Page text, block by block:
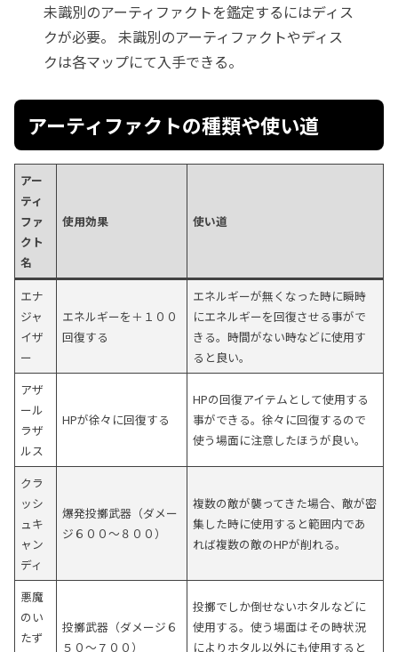
未識別のアーティファクトを鑑定するにはディス
クが必要。 未識別のアーティファクトやディス
クは各マップにて入手できる。
アーティファクトの種類や使い道
アー
ティ
ファ
クト
名
使用効果 使い道
エナ
ジャ
イザ
ー
エネルギーを＋１００
回復する
エネルギーが無くなった時に瞬時
にエネルギーを回復させる事がで
きる。時間がない時などに使用す
ると良い。
アザ
ール
ラザ
ルス
HPが徐々に回復する
HPの回復アイテムとして使用する
事ができる。徐々に回復するので
使う場面に注意したほうが良い。
クラ
ッシ
ュキ
ャン
ディ
爆発投擲武器（ダメー
ジ６００～８００）
複数の敵が襲ってきた場合、敵が密
集した時に使用すると範囲内であ
れば複数の敵のHPが削れる。
悪魔
のい
たず
投擲武器（ダメージ６
５０～７００）
投擲でしか倒せないホタルなどに
使用する。使う場面はその時状況
によりホタル以外にも使用すると